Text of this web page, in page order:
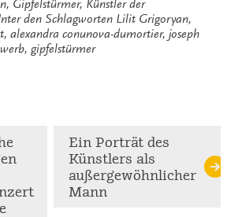
, Gipfelstürmer, Künstler der
den Schlagworten Lilit Grigoryan,
, alexandra conunova-dumortier, joseph
, gipfelstürmer
Ein Porträt des
Künstlers als
außergewöhnlicher
Mann